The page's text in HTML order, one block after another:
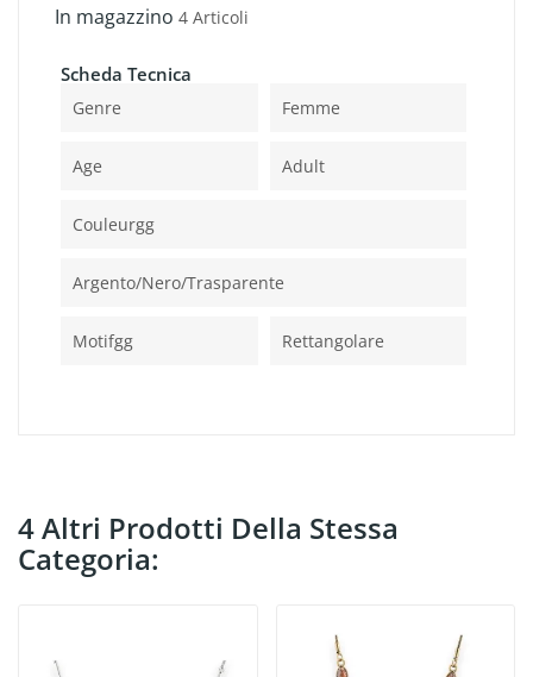
In magazzino 4 Articoli
Scheda Tecnica
Genre Femme
Age Adult
Couleurgg
Argento/nero/trasparente
Motifgg Rettangolare
4 Altri Prodotti Della Stessa
Categoria: